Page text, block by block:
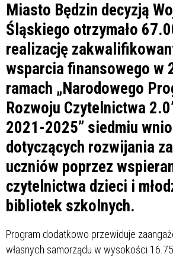
Miasto Będzin decyzją
Śląskiego otrzymało
realizację
wsparcia finansowego w
ramach „Narodowego
Rozwoju Czytelnictwa
2021-2025” siedmiu
dotyczących rozwijania
uczniów poprzez
czytelnictwa dzieci i
bibliotek szkolnych.
Program dodatkowo przewiduje
własnych samorządu w wysokości